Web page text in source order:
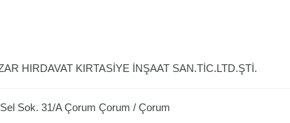
HIRDAVAT KIRTASİYE İNŞAAT SAN.TİC.LTD.ŞTİ.
Sok. 31/A ÇorumÇorum /Çorum